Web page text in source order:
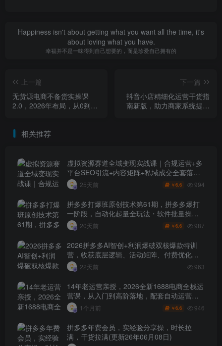
Happiness isn't about getting what you want all the time, it's
about loving what you have.
幸福并不是一味得到自己想要的，而是珍爱自己拥有的
上一篇
无货源电商不备货实操课
2.0，2026年布局，从0到1
下一篇
抖音小店精细化运营干货指
南新版，助力商家系统提升
相关推荐
虚拟资源赛道全域变现实战课｜合规运营+多
平台SEO引流+内容矩阵+私域成交全套落地
玩法25天前 ￥6.6 994
拼多多打爆班原创技术第61期，拼多多爆打
一阶段，自动化起量全玩法・软件批量操
作・投产优化・大促矩阵实战课
20天前 ￥6.6 987
2026拼多多AI智创+利润爆破双核爆款特训
营，收获底层逻辑、活动矩阵、付费优化、
0-1打爆SOP
22天前 963
14年老运营亲授，2026全新1688电商全栈运
营课，从入门到高阶落地，配套自动运营表
+工具包+直播诊断等
1个月前 ￥6.6 946
拼多多年费会员，实经验分享操，时长拉
满，干货拉满(更新26年06月08日)